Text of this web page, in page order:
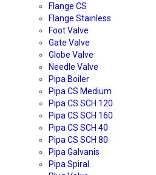
Flange CS
Flange Stainless
Foot Valve
Gate Valve
Globe Valve
Needle Valve
Pipa Boiler
Pipa CS Medium
Pipa CS SCH 120
Pipa CS SCH 160
Pipa CS SCH 40
Pipa CS SCH 80
Pipa Galvanis
Pipa Spiral